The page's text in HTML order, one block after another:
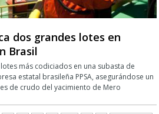
dos grandes lotes en
Brasil
más codiciados en una subasta de
estatal brasileña PPSA, asegurándose un
de crudo del yacimiento de Mero